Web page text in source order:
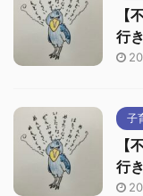
【
行
子
【
行